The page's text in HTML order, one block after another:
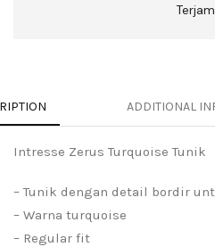
ADDITIONAL
Intresse Zerus Turquoise Tunik
– Tunik dengan detail bordir
– Warna turquoise
– Regular fit